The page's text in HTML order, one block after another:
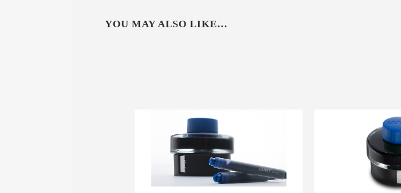
YOU MAY ALSO LIKE…